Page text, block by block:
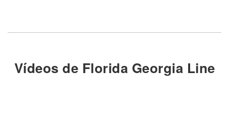
Vídeos de Florida Georgia Line